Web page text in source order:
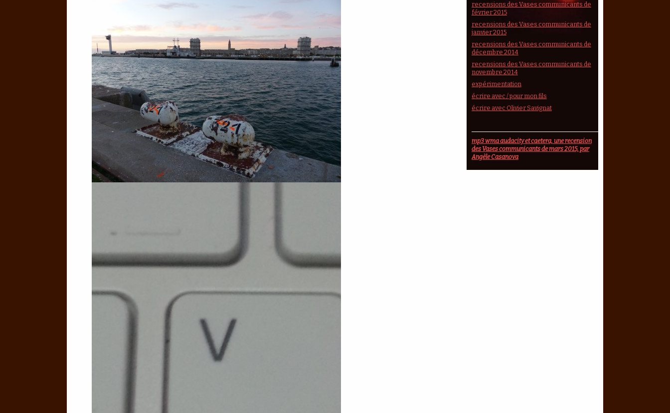
recensions des Vases communicants de
février 2015
recensions des Vases communicants de
janvier 2015
recensions des Vases communicants de
décembre 2014
recensions des Vases communicants de
novembre 2014
expérimentation
écrire avec / pour mon fils
écrire avec Olivier Savignat
mp3 wma audacity et caetera, une recension
des Vases communicants de mars 2015, par
Angèle Casanova